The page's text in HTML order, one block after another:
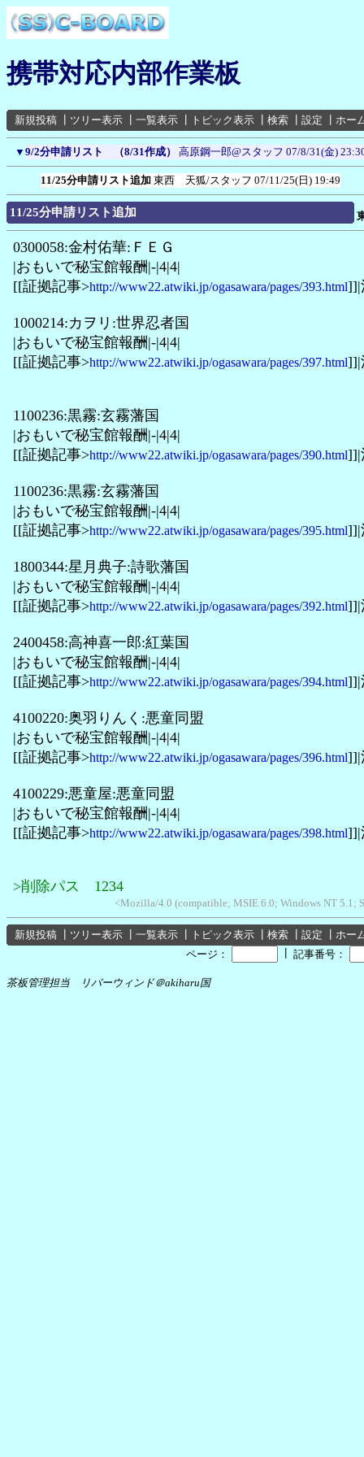
携帯対応内部作業板
新規投稿 ツリー表示 一覧表示 トピック表示 検索 設定 ホー
▼ 9/2分申請リスト （8/31作成） 高原鋼一郎@スタッフ 07/8/31(金)
11/25分申請リスト追加 東西 天狐/スタッフ 07/11/25(日) 19:49
11/25分申請リスト追加
0300058:金村佑華:ＦＥＧ
|おもいで秘宝館報酬|-|4|4|
[[証拠記事>http://www22.atwiki.jp/ogasawara/pages/393.html]]|
1000214:カヲリ:世界忍者国
|おもいで秘宝館報酬|-|4|4|
[[証拠記事>http://www22.atwiki.jp/ogasawara/pages/397.html]]|
1100236:黒霧:玄霧藩国
|おもいで秘宝館報酬|-|4|4|
[[証拠記事>http://www22.atwiki.jp/ogasawara/pages/390.html]]|
1100236:黒霧:玄霧藩国
|おもいで秘宝館報酬|-|4|4|
[[証拠記事>http://www22.atwiki.jp/ogasawara/pages/395.html]]|
1800344:星月典子:詩歌藩国
|おもいで秘宝館報酬|-|4|4|
[[証拠記事>http://www22.atwiki.jp/ogasawara/pages/392.html]]|
2400458:高神喜一郎:紅葉国
|おもいで秘宝館報酬|-|4|4|
[[証拠記事>http://www22.atwiki.jp/ogasawara/pages/394.html]]|
4100220:奥羽りんく:悪童同盟
|おもいで秘宝館報酬|-|4|4|
[[証拠記事>http://www22.atwiki.jp/ogasawara/pages/396.html]]|
4100229:悪童屋:悪童同盟
|おもいで秘宝館報酬|-|4|4|
[[証拠記事>http://www22.atwiki.jp/ogasawara/pages/398.html]]|
>削除パス 1234
<Mozilla/4.0 (compatible; MSIE 6.0; Windows NT 5.1;
新規投稿 ツリー表示 一覧表示 トピック表示 検索 設定
ホー
ページ：
記事番号：
茶板管理担当 リバーウィンド＠akiharu国